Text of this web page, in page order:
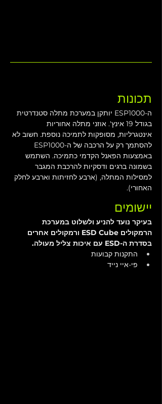
תכונות
ה-ESP1000 יותקן במערכת מתלה סטנדרטית
בגודל 19 אינץ'. אוזני מתלה אחוריות
אינטגרליות, מסופקות לתמיכה נוספת. חשוב לא
באמצעות הפאנל הקדמי כתמיכה. השתמש
בשמונה ברגים ודסקיות להרכבת המגבר
למסילות המתלה, (ארבע לחזיתות וארבע לחלק
האחורי).
יישומים
בעיקר נועד להניע ולשלוט במערכת
הרמקולים ESD Cube ורמקולים אחרים
בסדרת ה-ESD עם איכות צליל מעולה.
התקנות קבועות
פי-איי נייד